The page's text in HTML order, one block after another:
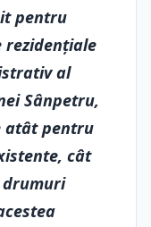
pentru
rezidenţiale
al
Sânpetru,
atât pentru
cât